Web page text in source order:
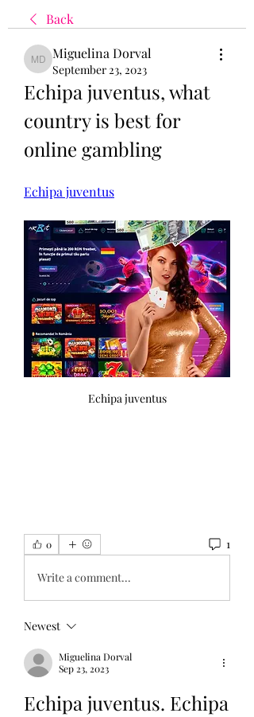
Back
Miguelina Dorval
Miguelina Dorval
September 23, 2023
Echipa juventus, what
country is best for
online gambling
Echipa juventus
Echipa juventus
0 1
Write a comment...
Newest
Miguelina Dorval
Sep 23, 2023
Echipa juventus. Echipa